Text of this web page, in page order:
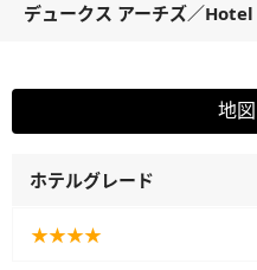
デュークス アーチズ／Hotel
地
ホテルグレード
★★★★